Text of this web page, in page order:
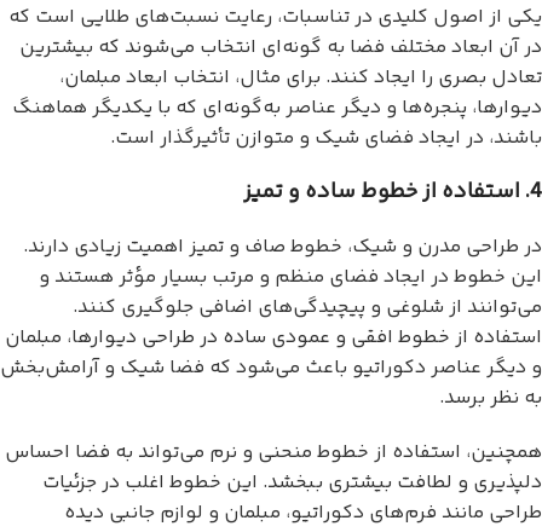
یکی از اصول کلیدی در تناسبات، رعایت نسبت‌های طلایی است که
در آن ابعاد مختلف فضا به گونه‌ای انتخاب می‌شوند که بیشترین
تعادل بصری را ایجاد کنند. برای مثال، انتخاب ابعاد مبلمان،
دیوارها، پنجره‌ها و دیگر عناصر به‌گونه‌ای که با یکدیگر هماهنگ
باشند، در ایجاد فضای شیک و متوازن تأثیرگذار است.
4. استفاده از خطوط ساده و تمیز
در طراحی مدرن و شیک، خطوط صاف و تمیز اهمیت زیادی دارند.
این خطوط در ایجاد فضای منظم و مرتب بسیار مؤثر هستند و
می‌توانند از شلوغی و پیچیدگی‌های اضافی جلوگیری کنند.
استفاده از خطوط افقی و عمودی ساده در طراحی دیوارها، مبلمان
و دیگر عناصر دکوراتیو باعث می‌شود که فضا شیک و آرامش‌بخش
به نظر برسد.
همچنین، استفاده از خطوط منحنی و نرم می‌تواند به فضا احساس
دلپذیری و لطافت بیشتری ببخشد. این خطوط اغلب در جزئیات
طراحی مانند فرم‌های دکوراتیو، مبلمان و لوازم جانبی دیده